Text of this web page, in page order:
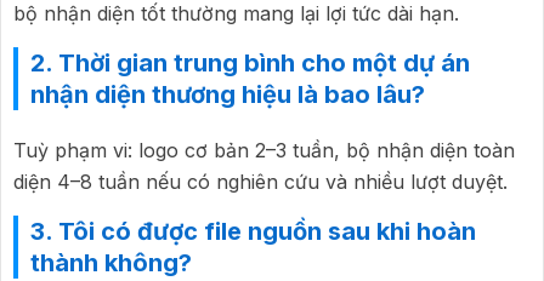
bộ nhận diện tốt thường mang lại lợi tức dài hạn.
2. Thời gian trung bình cho một dự án
nhận diện thương hiệu là bao lâu?
Tuỳ phạm vi: logo cơ bản 2–3 tuần, bộ nhận diện toàn
diện 4–8 tuần nếu có nghiên cứu và nhiều lượt duyệt.
3. Tôi có được file nguồn sau khi hoàn
thành không?